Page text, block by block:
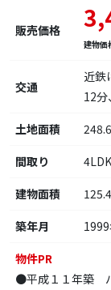
販売価格
建物価
交通
近鉄
12
土地面積
間取り
建物面積
築年月
物件PR
●平成１１年築